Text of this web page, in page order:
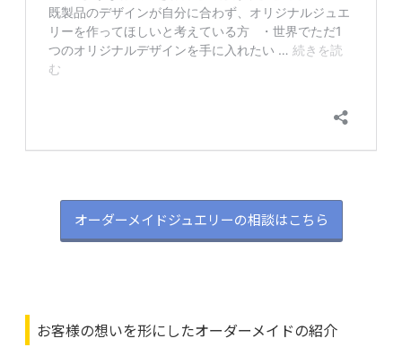
オーダーメイドジュエリーの相談はこちら
お客様の想いを形にしたオーダーメイドの紹介